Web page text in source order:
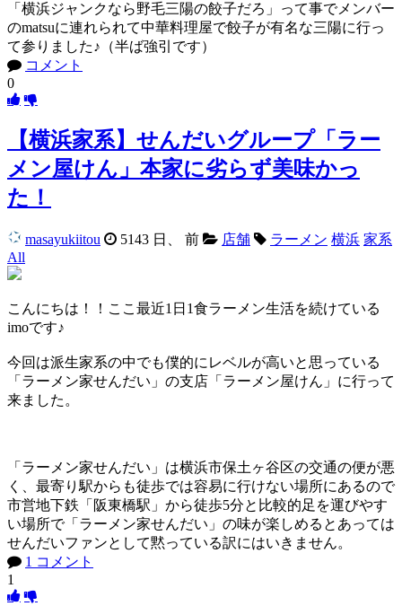
「横浜ジャンクなら野毛三陽の餃子だろ」って事でメンバー
のmatsuに連れられて中華料理屋で餃子が有名な三陽に行っ
て参りました♪（半ば強引です）
コメント
0
【横浜家系】せんだいグループ「ラー
メン屋けん」本家に劣らず美味かっ
た！
masayukiitou 5143 日、 前 店舗 ラーメン 横浜 家系
All
こんにちは！！ここ最近1日1食ラーメン生活を続けている
imoです♪
今回は派生家系の中でも僕的にレベルが高いと思っている
「ラーメン家せんだい」の支店「ラーメン屋けん」に行って
来ました。
「ラーメン家せんだい」は横浜市保土ヶ谷区の交通の便が悪
く、最寄り駅からも徒歩では容易に行けない場所にあるので
市営地下鉄「阪東橋駅」から徒歩5分と比較的足を運びやす
い場所で「ラーメン家せんだい」の味が楽しめるとあっては
せんだいファンとして黙っている訳にはいきません。
1 コメント
1